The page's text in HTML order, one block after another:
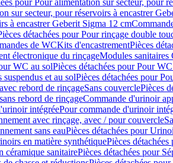
pour Pour alimentation sur secteur, pour
sur secteur, pour réservoirs à encastrer
à encastrer Geberit Sigma 12 cm
détachées pour Pour rinçage double
de WCKits d'encastrementPièces
électronique du rinçageModules
WC au solPièces détachées pour Pour
suspendus et au solPièces détachées pour
rebord de rinçageSans couverclePièces
rebord de rinçageCommande d'urinoir
intégréePour commande d'urinoir
avec rinçage, avec / pour couvercle
sans eauPièces détachées pour
en matière synthétiquePièces
céramique sanitairePièces détachées pour